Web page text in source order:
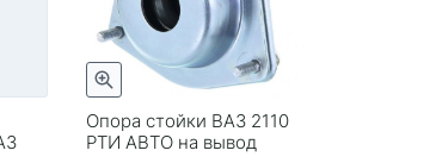
Опора стойки ВАЗ 2110
РТИ АВТО на вывод